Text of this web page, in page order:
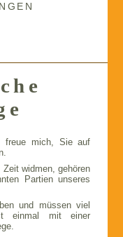
freue mich, Sie auf
widmen, gehören
Partien unseres
und müssen viel
einmal mit einer